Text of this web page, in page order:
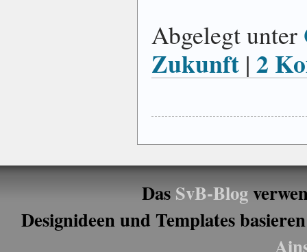
Abgelegt unter
Zukunft | 2
DasSvB-Blog
Designideen und Templates